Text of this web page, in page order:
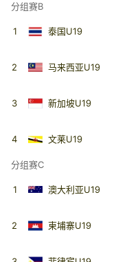
分组赛B
1 泰国U19
2 马来西亚U19
3 新加坡U19
4 文莱U19
分组赛C
1 澳大利亚U19
2 柬埔寨U19